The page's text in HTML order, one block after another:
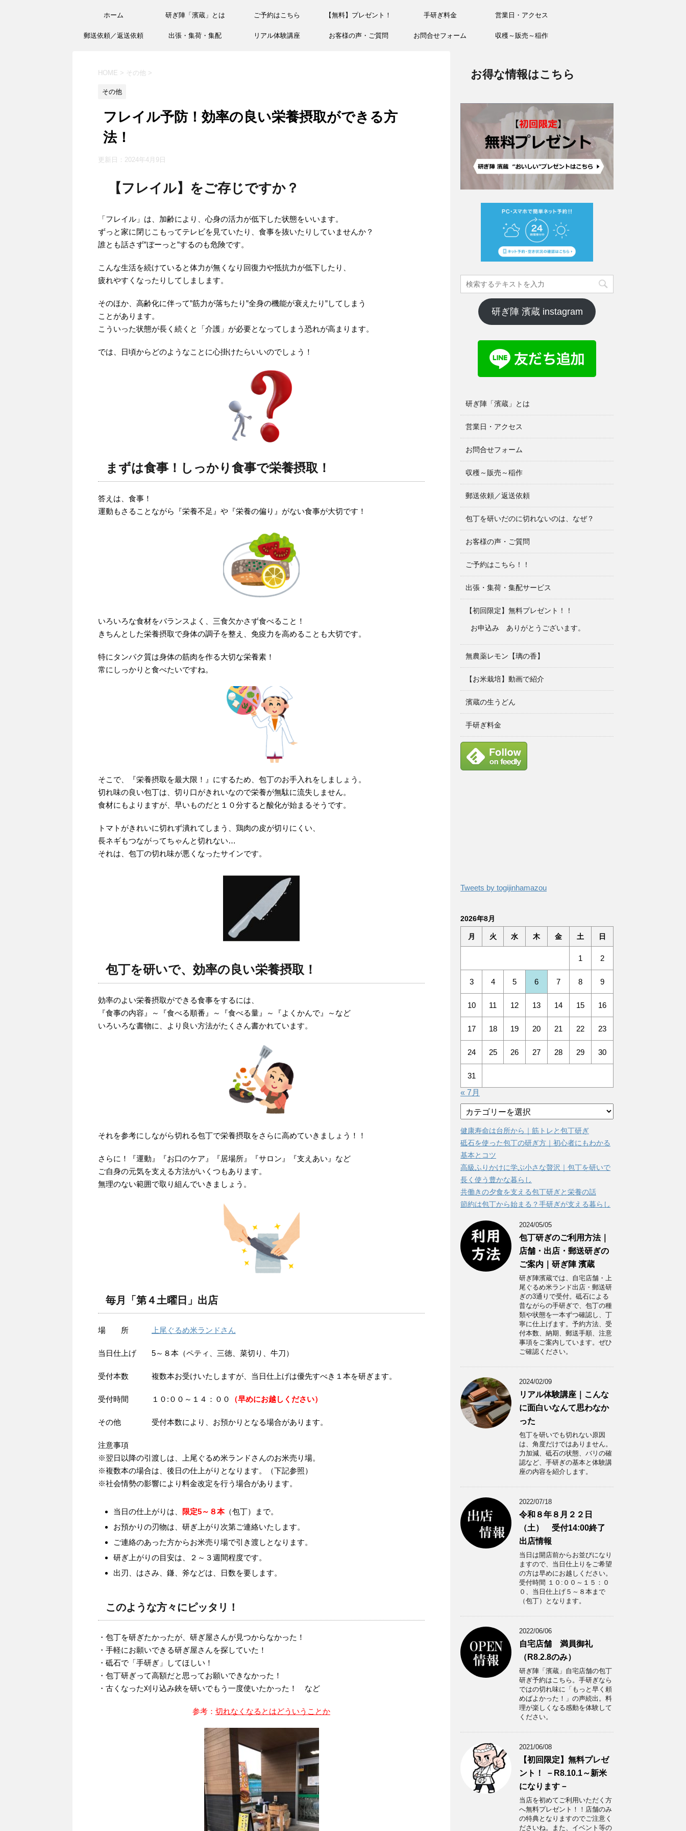
ホーム 研ぎ陣「濱蔵」とは ご予約はこちら 【無料】プレゼント！ 手研ぎ料金 営業日・アクセス
郵送依頼／返送依頼 出張・集荷・集配 リアル体験講座 お客様の声・ご質問 お問合せフォーム 収穫～販売～稲作
HOME > その他 >
その他
フレイル予防！効率の良い栄養摂取ができる方
法！
更新日： 2024年4月9日
【フレイル】をご存じですか？
「フレイル」は、加齢により、心身の活力が低下した状態をいいます。
ずっと家に閉じこもってテレビを見ていたり、食事を抜いたりしていませんか？
誰とも話さず”ぼーっと”するのも危険です。
こんな生活を続けていると体力が無くなり回復力や抵抗力が低下したり、
疲れやすくなったりしてしまします。
そのほか、高齢化に伴って”筋力が落ちたり”全身の機能が衰えたり”してしまう
ことがあります。
こういった状態が長く続くと「介護」が必要となってしまう恐れが高まります。
では、日頃からどのようなことに心掛けたらいいのでしょう！
まずは食事！しっかり食事で栄養摂取！
答えは、食事！
運動もさることながら『栄養不足』や『栄養の偏り』がない食事が大切です！
いろいろな食材をバランスよく、三食欠かさず食べること！
きちんとした栄養摂取で身体の調子を整え、免疫力を高めることも大切です。
特にタンパク質は身体の筋肉を作る大切な栄養素！
常にしっかりと食べたいですね。
そこで、『栄養摂取を最大限！』にするため、包丁のお手入れをしましょう。
切れ味の良い包丁は、切り口がきれいなので栄養が無駄に流失しません。
食材にもよりますが、早いものだと１０分すると酸化が始まるそうです。
トマトがきれいに切れず潰れてしまう、鶏肉の皮が切りにくい、
長ネギもつながってちゃんと切れない…
それは、包丁の切れ味が悪くなったサインです。
包丁を研いで、効率の良い栄養摂取！
効率のよい栄養摂取ができる食事をするには、
『食事の内容』～『食べる順番』～『食べる量』～『よくかんで』～など
いろいろな書物に、より良い方法がたくさん書かれています。
それを参考にしながら切れる包丁で栄養摂取をさらに高めていきましょう！！
さらに！『運動』『お口のケア』『居場所』『サロン』『支えあい』など
ご自身の元気を支える方法がいくつもあります。
無理のない範囲で取り組んでいきましょう。
毎月「第４土曜日」出店
場 所 上尾ぐるめ米ランドさん
当日仕上げ 5～８本（ペティ、三徳、菜切り、牛刀）
受付本数 複数本お受けいたしますが、当日仕上げは優先すべき１本を研ぎます。
受付時間 １０:００～１４：００ （早めにお越しください）
その他 受付本数により、お預かりとなる場合があります。
注意事項
※翌日以降の引渡しは、上尾ぐるめ米ランドさんのお米売り場。
※複数本の場合は、後日の仕上がりとなります。（下記参照）
※社会情勢の影響により料金改定を行う場合があります。
当日の仕上がりは、 限定5～８本（包丁）まで。
お預かりの刃物は、研ぎ上がり次第ご連絡いたします。
ご連絡のあった方からお米売り場で引き渡しとなります。
研ぎ上がりの目安は、２～３週間程度です。
出刃、はさみ、鎌、斧などは、日数を要します。
このような方々にピッタリ！
・包丁を研ぎたかったが、研ぎ屋さんが見つからなかった！
・手軽にお願いできる研ぎ屋さんを探していた！
・砥石で「手研ぎ」してほしい！
・包丁研ぎって高額だと思ってお願いできなかった！
・古くなった刈り込み鋏を研いでもう一度使いたかった！ など
参考： 切れなくなるとはどういうことか
お得な情報はこちら
研ぎ陣 濱蔵 instagram
研ぎ陣「濱蔵」とは
営業日・アクセス
お問合せフォーム
収穫～販売～稲作
郵送依頼／返送依頼
包丁を研いだのに切れないのは、なぜ？
お客様の声・ご質問
ご予約はこちら！！
出張・集荷・集配サービス
【初回限定】無料プレゼント！！
お申込み ありがとうございます。
無農薬レモン【璃の香】
【お米栽培】動画で紹介
濱蔵の生うどん
手研ぎ料金
Tweets by togijinhamazou
2026年8月
月 火 水 木 金 土 日
1 2
3 4 5 6 7 8 9
10 11 12 13 14 15 16
17 18 19 20 21 22 23
24 25 26 27 28 29 30
31
« 7月
テ
ゴ
リ
ー
健康寿命は台所から｜筋トレと包丁研ぎ
砥石を使った包丁の研ぎ方｜初心者にもわかる
基本とコツ
高級ふりかけに学ぶ小さな贅沢｜包丁を研いで
長く使う豊かな暮らし
共働きの夕食を支える包丁研ぎと栄養の話
節約は包丁から始まる？手研ぎが支える暮らし
2024/05/05
包丁研ぎのご利用方法｜
店舗・出店・郵送研ぎの
ご案内｜研ぎ陣 濱蔵
研ぎ陣濱蔵では、自宅店舗・上
尾ぐるめ米ランド出店・郵送研
ぎの3通りで受付。砥石による
昔ながらの手研ぎで、包丁の種
類や状態を一本ずつ確認し、丁
寧に仕上げます。予約方法、受
付本数、納期、郵送手順、注意
事項をご案内しています。ぜひ
ご確認ください。
2024/02/09
リアル体験講座｜こんな
に面白いなんて思わなか
った
包丁を研いでも切れない原因
は、角度だけではありません。
力加減、砥石の状態、バリの確
認など、手研ぎの基本と体験講
座の内容を紹介します。
2022/07/18
令和８年８月２２日
（土） 受付14:00終了
出店情報
当日は開店前からお並びになり
ますので、当日仕上りをご希望
の方は早めにお越しください。
受付時間 １０:００～１５：０
０、当日仕上げ５～８本まで
（包丁）となります。
2022/06/06
自宅店舗 満員御礼
（R8.2.8のみ）
研ぎ陣「濱蔵」自宅店舗の包丁
研ぎ予約はこちら。手研ぎなら
ではの切れ味に「もっと早く頼
めばよかった！」の声続出。料
理が楽しくなる感動を体験して
ください。
2021/06/08
【初回限定】無料プレゼ
ント！ －R8.10.1～新米
になります－
当店を初めてご利用いただく方
へ無料プレゼント！！店舗のみ
の特典となりますのでご注意く
ださいね。また、イベント等の